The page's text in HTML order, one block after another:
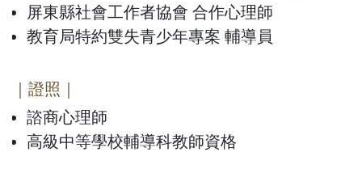
屏東縣社會工作者協會 合作心理師
教育局特約雙失青少年專案 輔導員
｜證照｜
諮商心理師
高級中等學校輔導科教師資格